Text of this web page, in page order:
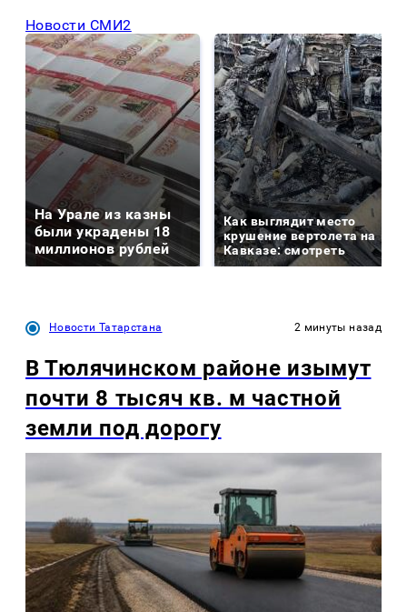
Новости СМИ2
На Урале из казны
были украдены 18
миллионов рублей
Как выглядит место
крушение вертолета на
Кавказе: смотреть
Новости Татарстана 2 минуты назад
В Тюлячинском районе изымут
почти 8 тысяч кв. м частной
земли под дорогу